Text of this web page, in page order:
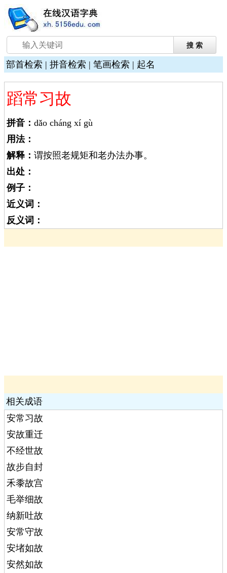
部首检索 | 拼音检索 | 笔画检索 | 起名
蹈常习故
拼音： dǎo cháng xí gù
用法：
解释： 谓按照老规矩和老办法办事。
出处：
例子：
近义词：
反义词：
相关成语
安常习故
安故重迁
不经世故
故步自封
禾黍故宫
毛举细故
纳新吐故
安常守故
安堵如故
安然如故